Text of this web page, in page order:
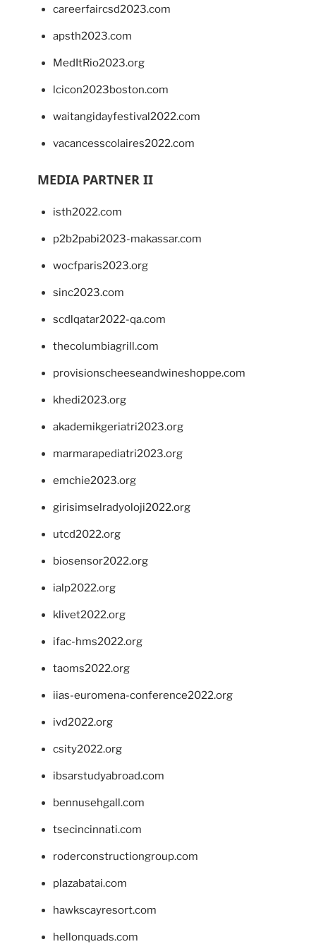
careerfaircsd2023.com
apsth2023.com
MedItRio2023.org
lcicon2023boston.com
waitangidayfestival2022.com
vacancesscolaires2022.com
MEDIA PARTNER II
isth2022.com
p2b2pabi2023-makassar.com
wocfparis2023.org
sinc2023.com
scdlqatar2022-qa.com
thecolumbiagrill.com
provisionscheeseandwineshoppe.com
khedi2023.org
akademikgeriatri2023.org
marmarapediatri2023.org
emchie2023.org
girisimselradyoloji2022.org
utcd2022.org
biosensor2022.org
ialp2022.org
klivet2022.org
ifac-hms2022.org
taoms2022.org
iias-euromena-conference2022.org
ivd2022.org
csity2022.org
ibsarstudyabroad.com
bennusehgall.com
tsecincinnati.com
roderconstructiongroup.com
plazabatai.com
hawkscayresort.com
hellonquads.com